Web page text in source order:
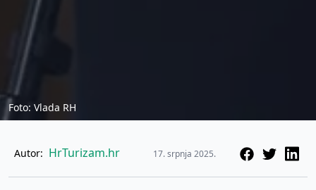
Foto: Vlada RH
Autor: HrTurizam.hr 17. srpnja 2025.